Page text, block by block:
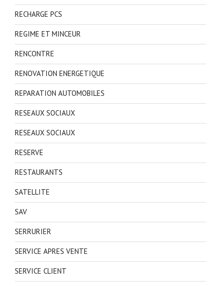
RECHARGE PCS
REGIME ET MINCEUR
RENCONTRE
RENOVATION ENERGETIQUE
REPARATION AUTOMOBILES
RESEAUX SOCIAUX
RESEAUX SOCIAUX
RESERVE
RESTAURANTS
SATELLITE
SAV
SERRURIER
SERVICE APRES VENTE
SERVICE CLIENT